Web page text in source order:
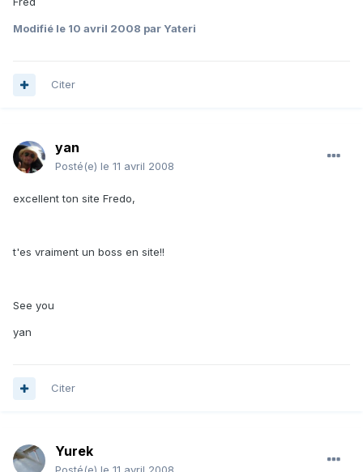
Modifié le 10 avril 2008 par Yateri
Citer
yan
Posté(e) le 11 avril 2008
excellent ton site Fredo,
t'es vraiment un boss en site!!
See you
yan
Citer
Yurek